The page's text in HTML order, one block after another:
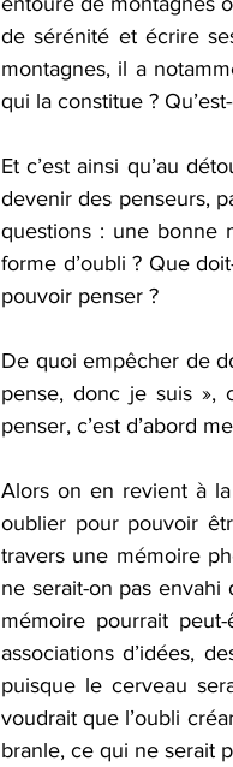
de sérénité et écrire
montagnes, il a
qui la constitue ?
Et c’est ainsi qu’au
devenir des penseurs,
questions : une bonne
forme d’oubli ? Que
pouvoir penser ?
De quoi empêcher de
pense, donc je suis »,
penser, c’est d’abord
Alors on en revient à
oublier pour pouvoir
travers une mémoire
ne serait-on pas
mémoire pourrait
associations d’idées,
puisque le cerveau
voudrait que l’oubli
branle, ce qui ne serait